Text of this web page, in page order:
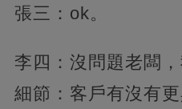
張三：ok。
李四：沒問題老闆
細節：客戶有沒有